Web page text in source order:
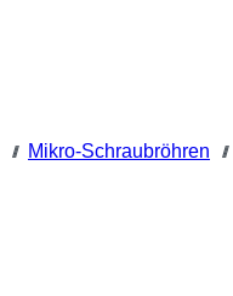
/// Mikro-Schraubröhren ///